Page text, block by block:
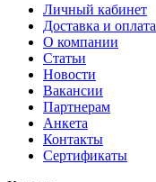
Личный кабинет
Доставка и оплата
О компании
Статьи
Новости
Вакансии
Партнерам
Анкета
Контакты
Сертификаты